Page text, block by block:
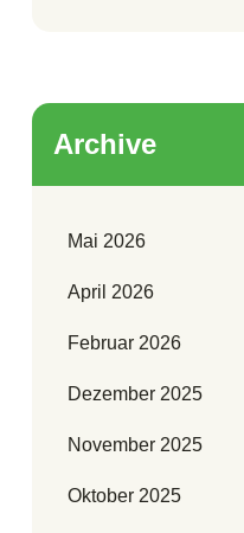
Archive
Mai 2026
April 2026
Februar 2026
Dezember 2025
November 2025
Oktober 2025